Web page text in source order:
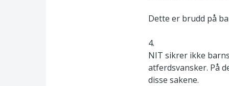
Dette er brudd på
4.
NIT sikrer ikke
atferdsvansker. På
disse sakene.